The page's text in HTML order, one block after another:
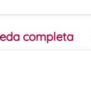
completa